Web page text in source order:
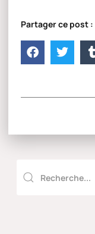
Partager ce post :